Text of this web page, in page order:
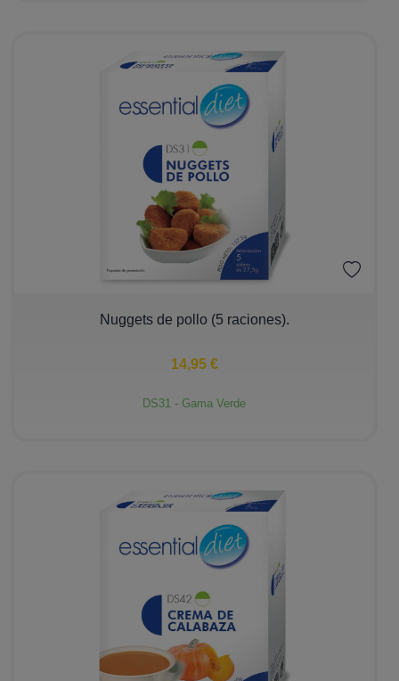
Nuggets de pollo (5 raciones).
14,95 €
DS31 - Gama Verde